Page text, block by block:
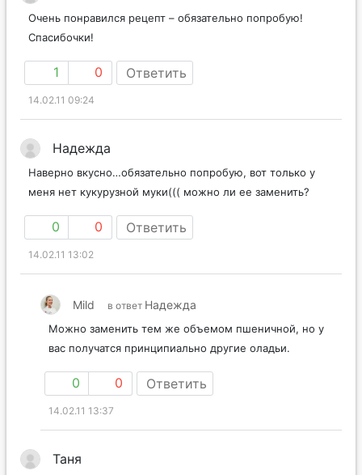
Очень понравился рецепт – обязательно попробую!
Спасибочки!
1 0 Ответить
14.02.11 09:24
Надежда
Наверно вкусно…обязательно попробую, вот только у
меня нет кукурузной муки((( можно ли ее заменить?
0 0 Ответить
14.02.11 13:02
Mild в ответ Надежда
Можно заменить тем же объемом пшеничной, но у
вас получатся принципиально другие оладьи.
0 0 Ответить
14.02.11 13:37
Таня